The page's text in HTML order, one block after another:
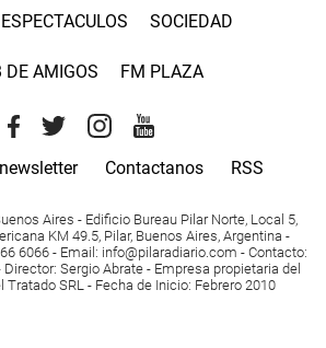
SOCIEDAD
DE AMIGOS FM PLAZA
Contactanos RSS
Aires - Edificio Bureau Pilar Norte, Local 5,
KM 49.5, Pilar, Buenos Aires, Argentina -
6066 - Email : info@pilaradiario.com - Contacto:
Director: Sergio Abrate - Empresa propietaria del
Tratado SRL - Fecha de Inicio: Febrero 2010